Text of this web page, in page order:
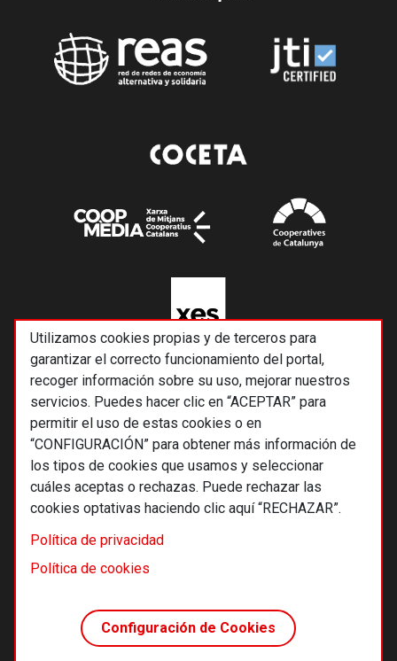
Utilizamos cookies propias y de terceros para
garantizar el correcto funcionamiento del portal,
recoger información sobre su uso, mejorar nuestros
servicios. Puedes hacer clic en “ACEPTAR” para
permitir el uso de estas cookies o en
“CONFIGURACIÓN” para obtener más información de
los tipos de cookies que usamos y seleccionar
cuáles aceptas o rechazas. Puede rechazar las
cookies optativas haciendo clic aquí “RECHAZAR”.
Política de privacidad
Política de cookies
Configuración de Cookies
© 2026 Alternativas económicas SCCL
Footer
Términos y condiciones de uso
Política de cookies
Principios editoriales